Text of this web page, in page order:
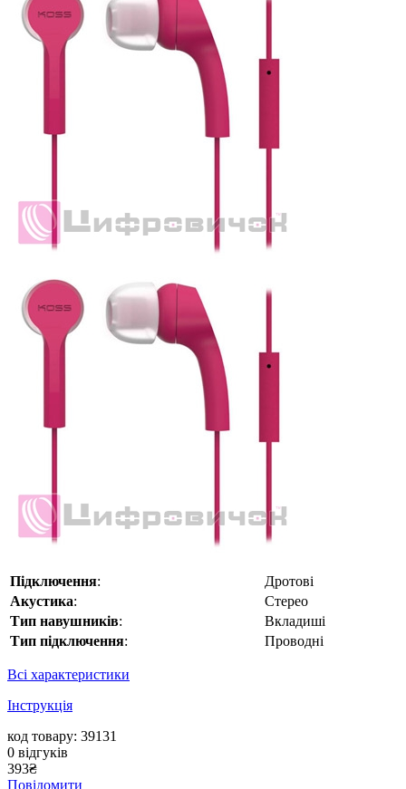
Підключення:
Дротові
Акустика:
Стерео
Тип навушників:
Вкладиші
Тип підключення: Проводні
Всі характеристики
Інструкція
код товару: 39131
0 відгуків
393₴
Повідомити